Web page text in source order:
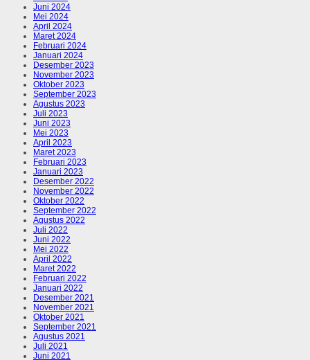
Juni 2024
Mei 2024
April 2024
Maret 2024
Februari 2024
Januari 2024
Desember 2023
November 2023
Oktober 2023
September 2023
Agustus 2023
Juli 2023
Juni 2023
Mei 2023
April 2023
Maret 2023
Februari 2023
Januari 2023
Desember 2022
November 2022
Oktober 2022
September 2022
Agustus 2022
Juli 2022
Juni 2022
Mei 2022
April 2022
Maret 2022
Februari 2022
Januari 2022
Desember 2021
November 2021
Oktober 2021
September 2021
Agustus 2021
Juli 2021
Juni 2021